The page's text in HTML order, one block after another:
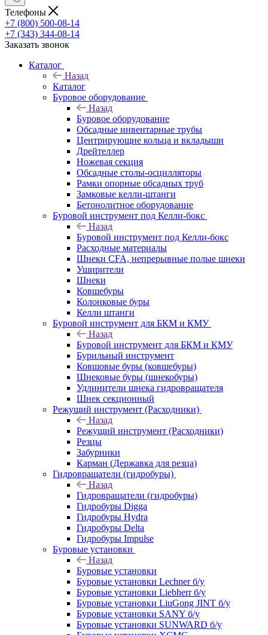
Телефоны
+7 (800) 500-08-14
+7 (343) 344-08-14
Заказать звонок
Каталог
Назад
Каталог
Буровое оборудование
Назад
Буровое оборудование
Обсадные инвентарные трубы
Центрирующие кольца и вкладыши
Дрейтеллер
Ножевая секция
Обсадные столы-осцилляторы
Рамки опорные обсадных труб
Замковые келли-штанги
Бетонолитное оборудование
Буровой инструмент под Келли-бокс
Назад
Буровой инструмент под Келли-бокс
Расходные материалы
Шнеки CFA, непрерывные полые шнеки
Уширители
Шнеки
Ковшебуры
Колонковые буры
Келли штанги
Буровой инструмент для БКМ и КМУ
Назад
Буровой инструмент для БКМ и КМУ
Бурильный инструмент
Ковшовые буры (ковшебуры)
Шнековые буры (шнекобуры)
Удлинители шнека гидровращателя
Шнек секционный
Режущий инструмент (Расходники)
Назад
Режущий инструмент (Расходники)
Резцы
Забурники
Карман (Державка для резца)
Гидровращатели (гидробуры)
Назад
Гидровращатели (гидробуры)
Гидробуры Digga
Гидробуры Hydra
Гидробуры Delta
Гидробуры Impulse
Буровые установки
Назад
Буровые установки
Буровые установки Lechner б/у
Буровые установки Liebherr б/у
Буровые установки LiuGong JINT б/у
Буровые установки SANY б/у
Буровые установки SUNWARD б/у